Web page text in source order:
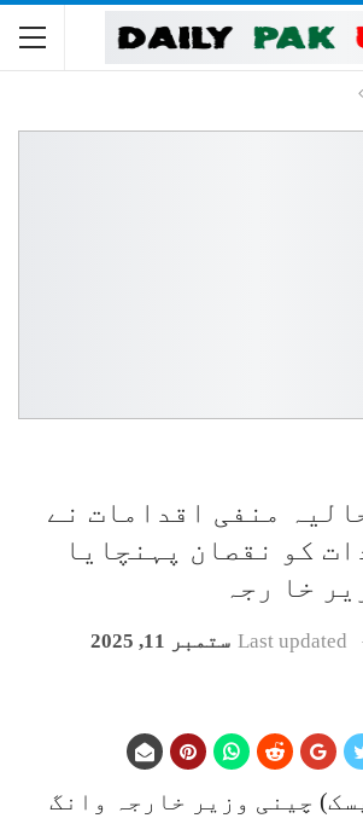
منفی اقدامات نے
کو نقصان پہنچایا
خا رجہ
Last updated ستمبر 11, 2025
چینی وزیر خارجہ وانگ